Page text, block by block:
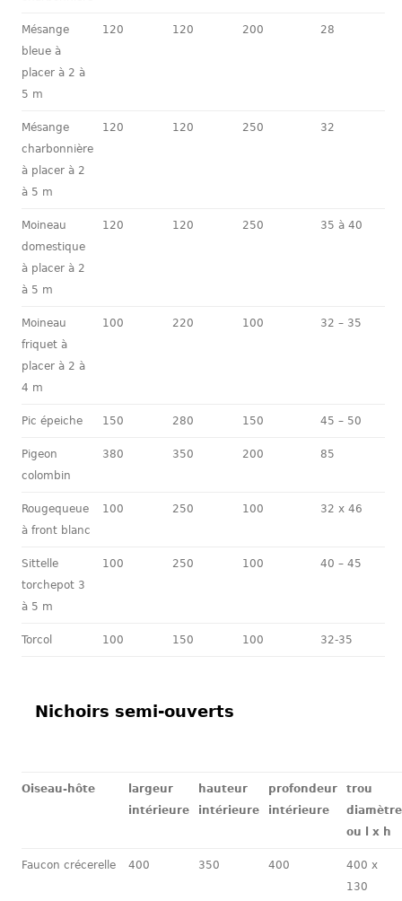
Mésange
bleue à
placer à 2 à
5 m
120 120 200 28
Mésange
charbonnière
à placer à 2
à 5 m
120 120 250 32
Moineau
domestique
à placer à 2
à 5 m
120 120 250 35 à 40
Moineau
friquet à
placer à 2 à
4 m
100 220 100 32 – 35
Pic épeiche 150 280 150 45 – 50
Pigeon
colombin
380 350 200 85
Rougequeue
à front blanc
100 250 100 32 x 46
Sittelle
torchepot 3
à 5 m
100 250 100 40 – 45
Torcol 100 150 100 32-35
Nichoirs semi-ouverts
Oiseau-hôte
largeur
intérieure
hauteur
intérieure
profondeur
intérieure
trou
diamètre
ou l x h
Faucon crécerelle 400 350 400
400 x
130